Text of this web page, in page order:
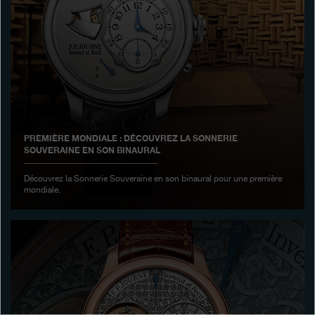
Boutiques
Catalogue
Contact
Search
FRANÇAIS ENGLISH 日本語
PREMIÈRE MONDIALE : DÉCOUVREZ LA SONNERIE
SOUVERAINE EN SON BINAURAL
Découvrez la Sonnerie Souveraine en son binaural pour une première
mondiale.